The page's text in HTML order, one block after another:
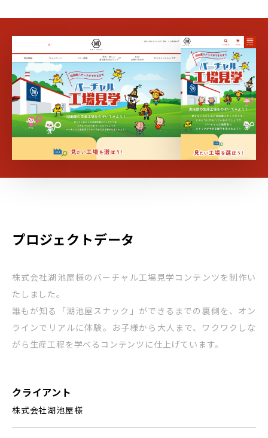
プロジェクトデータ
株式会社湖池屋様のバーチャル工場見学コンテンツを制作い
たしました。
誰もが知る「湖池屋スナック」ができるまでの裏側を、オン
ラインでリアルに体験。お子様から大人まで、ワクワクしな
がら生産工程を学べるコンテンツに仕上げています。
クライアント
株式会社湖池屋様